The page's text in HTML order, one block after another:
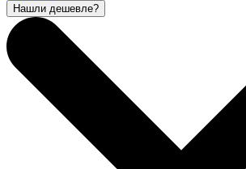
Нашли дешевле?